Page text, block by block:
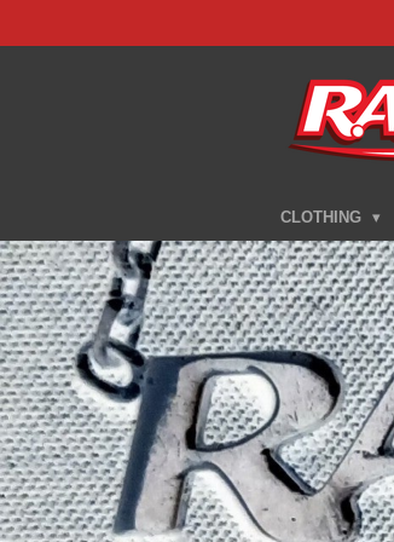
Hauptinhalt
CLOTHING